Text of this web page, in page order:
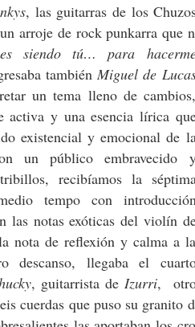
, las guitarras de los
arroje de rock punkarra que
siendo tú… para
también Miguel de
un tema lleno de cambios,
activa y una esencia lírica
existencial y emocional de
un público embravecido
recibíamos la
tempo con introducción
las notas exóticas del violín
nota de reflexión y calma a la
descanso, llegaba el
, guitarrista de Izurri,
cuerdas que puso su granito